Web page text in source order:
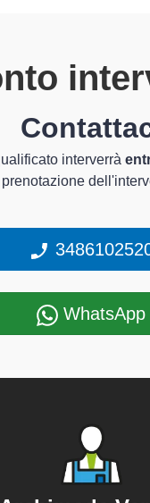
interverrà
prenotazione
WhatsApp